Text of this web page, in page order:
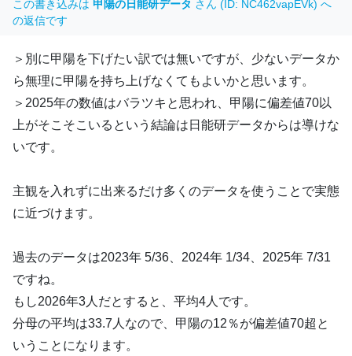
この書き込みは 甲陽の日能研データ さん (ID: NC462vapEVk) へ
の返信です
＞別に甲陽を下げたい訳では無いですが、少ないデータか
ら無理に甲陽を持ち上げなくてもよいかと思います。
＞2025年の数値はバラツキと思われ、甲陽に偏差値70以
上がそこそこいるという結論は日能研データからは導けな
いです。
主観を入れずに出来るだけ多くのデータを使うことで実態
に近づけます。
過去のデータは2023年 5/36、2024年 1/34、2025年 7/31
ですね。
もし2026年3人だとすると、平均4人です。
分母の平均は33.7人なので、甲陽の12％が偏差値70超と
いうことになります。